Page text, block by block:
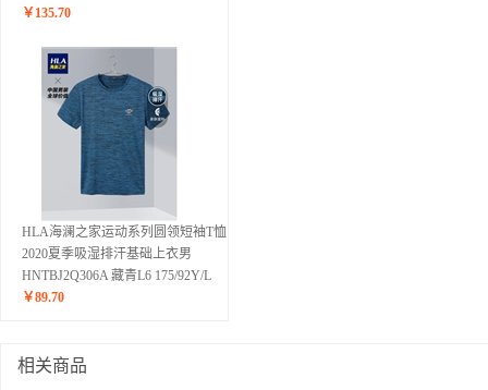
￥ 135.70
HLA海澜之家运动系列圆领短袖T恤
2020夏季吸湿排汗基础上衣男
HNTBJ2Q306A 藏青L6 175/92Y/L
￥89.70
相关商品